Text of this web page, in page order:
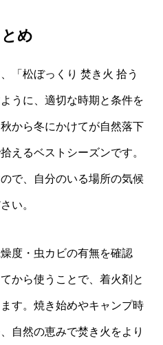
め
「松ぼっくり 焚き火 拾う
うに、適切な時期と条件を
から冬にかけてが自然落下
えるベストシーズンです。
で、自分のいる場所の気候
い。
度・虫カビの有無を確認
から使うことで、着火剤と
す。焼き始めやキャンプ時
自然の恵みで焚き火をより